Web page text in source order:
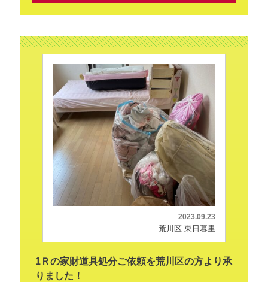
2023.09.23
荒川区 東日暮里
1Ｒの家財道具処分ご依頼を荒川区の方より承
りました！